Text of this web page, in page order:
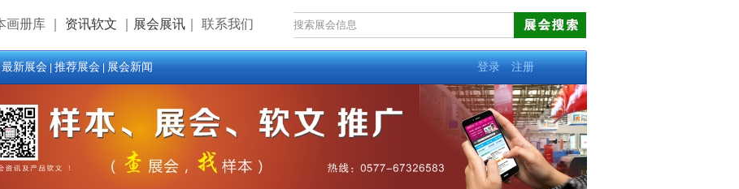
画册库 资讯软文 展会展讯 联系我们
最新展会|推荐展会|展会新闻 登录 注册